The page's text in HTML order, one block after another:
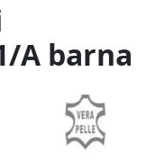
A barna